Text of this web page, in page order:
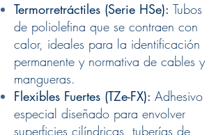
Termorretráctiles (Serie HSe): Tubos
de poliolefina que se contraen con
calor, ideales para la identificación
permanente y normativa de cables y
mangueras.
Flexibles Fuertes (TZe-FX): Adhesivo
especial diseñado para envolver
superficies cilíndricas, tuberías de